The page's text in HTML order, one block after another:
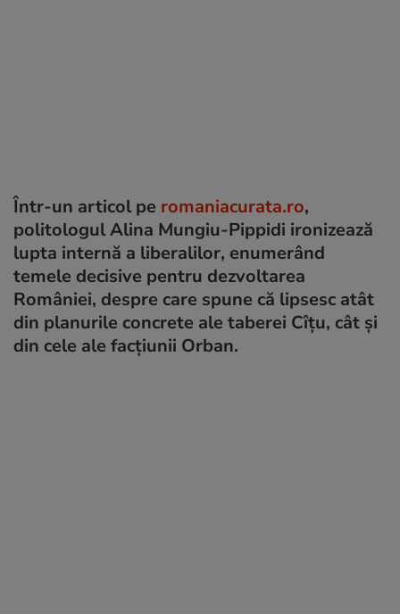
Într-un articol pe romaniacurata.ro,
politologul Alina Mungiu-Pippidi ironizează
lupta internă a liberalilor, enumerând
temele decisive pentru dezvoltarea
României, despre care spune că lipsesc atât
din planurile concrete ale taberei Cîțu, cât și
din cele ale facțiunii Orban.